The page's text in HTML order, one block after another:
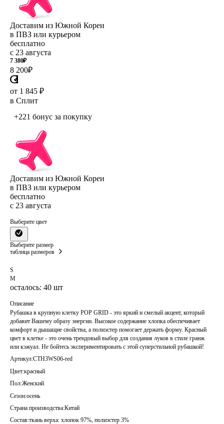
Доставим из Южной Кореи
в ПВЗ или курьером
бесплатно
с 23 августа
7 380₽
8 200₽
от 1 845 ₽
в Сплит
+221 бонус за покупку
Доставим из Южной Кореи
в ПВЗ или курьером
бесплатно
с 23 августа
Выберите цвет
Выберите размер
таблица размеров
S
M
осталось: 40 шт
Описание
Рубашка в крупную клетку POP GRID - это яркий и смелый акцент, который
добавит Вашему образу энергии. Высокое содержание хлопка обеспечивает
комфорт и дышащие свойства, а полиэстер помогает держать форму. Красный
цвет в клетке - это очень трендовый выбор для создания луков в стиле гранж
или кэжуал. Не бойтесь экспериментировать с этой суперстильной рубашкой!
Артикул:CTH3WS06-red
Цвет:красный
Пол:Женский
Сезон:осень
Страна производства:Китай
Состав:ткань верха: хлопок 97%, полиэстер 3%